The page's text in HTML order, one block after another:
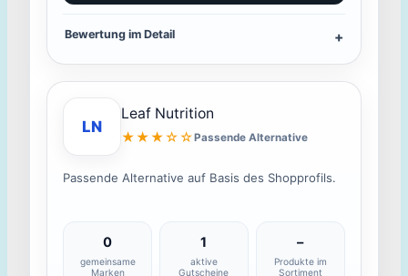
Bewertung im Detail
LN
Leaf Nutrition
★★★☆☆Passende Alternative
Passende Alternative auf Basis des Shopprofils.
0
gemeinsame
Marken
1
aktive
Gutscheine
–
Produkte im
Sortiment